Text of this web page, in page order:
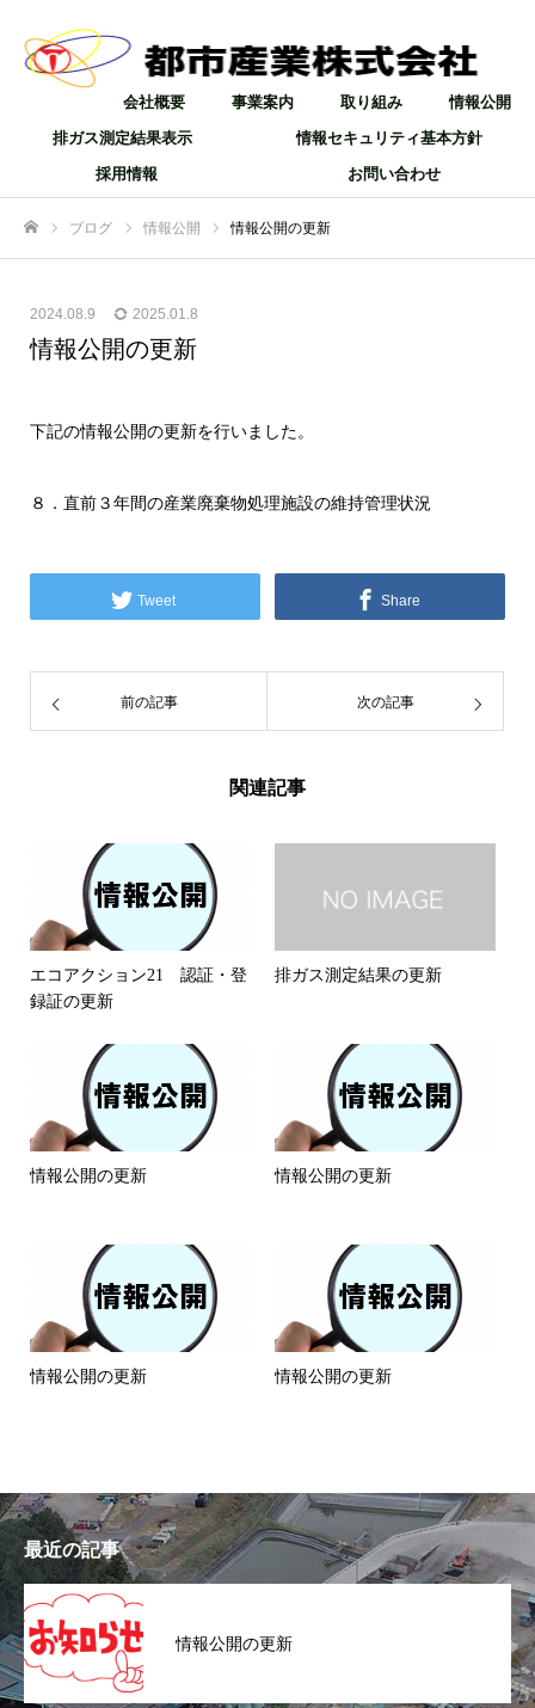
会社概要 事業案内 取り組み
情報公開
排ガス測定結果表示
情報セキュリティ基本方針
採用情報
お問い合わせ
ブログ 情報公開 情報公開の更新
2024.08.9 2025.01.8
情報公開の更新
下記の情報公開の更新を行いました。
８．直前３年間の産業廃棄物処理施設の維持管理状況
Tweet Share
前の記事 次の記事
関連記事
エコアクション21 認証・登
録証の更新
排ガス測定結果の更新
情報公開の更新 情報公開の更新
情報公開の更新 情報公開の更新
最近の記事
情報公開の更新